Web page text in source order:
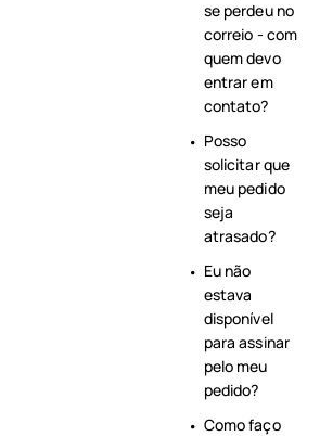
se perdeu no
correio - com
quem devo
entrar em
contato?
Posso
solicitar que
meu pedido
seja
atrasado?
Eu não
estava
disponível
para assinar
pelo meu
pedido?
Como faço